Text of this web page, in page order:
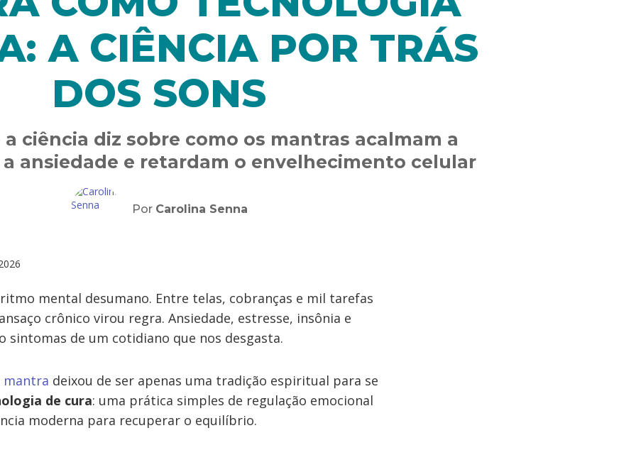
A CIÊNCIA POR TRÁS
DOS SONS
ciência diz sobre como os mantras acalmam a
ansiedade e retardam o envelhecimento celular
Por Carolina Senna
mental desumano. Entre telas, cobranças e mil tarefas
crônico virou regra. Ansiedade, estresse, insônia e
sintomas de um cotidiano que nos desgasta.
mantra deixou de ser apenas uma tradição espiritual para se
de cura: uma prática simples de regulação emocional
moderna para recuperar o equilíbrio.